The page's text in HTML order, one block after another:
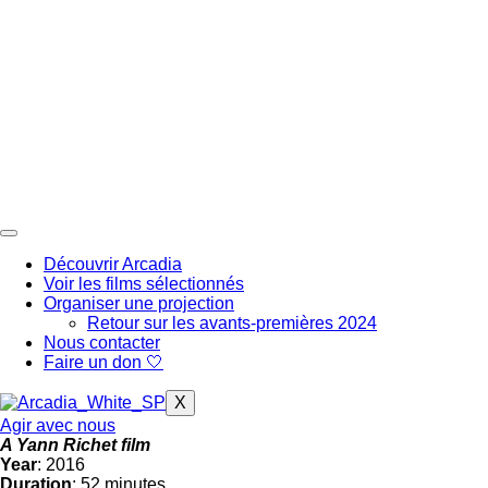
Découvrir Arcadia
Voir les films sélectionnés
Organiser une projection
Retour sur les avants-premières 2024
Nous contacter
Faire un don 🤍
X
Agir avec nous
A Yann Richet film
Year: 2016
Duration: 52 minutes